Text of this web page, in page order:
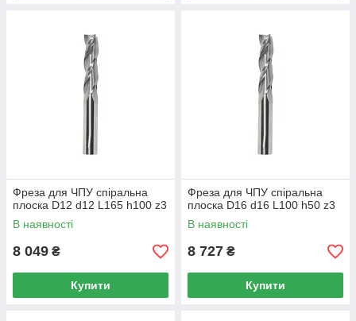
Фреза для ЧПУ спіральна
плоска D12 d12 L165 h100 z3
В наявності
8 049 ₴
Купити
Фреза для ЧПУ спіральна
плоска D16 d16 L100 h50 z3
В наявності
8 727 ₴
Купити